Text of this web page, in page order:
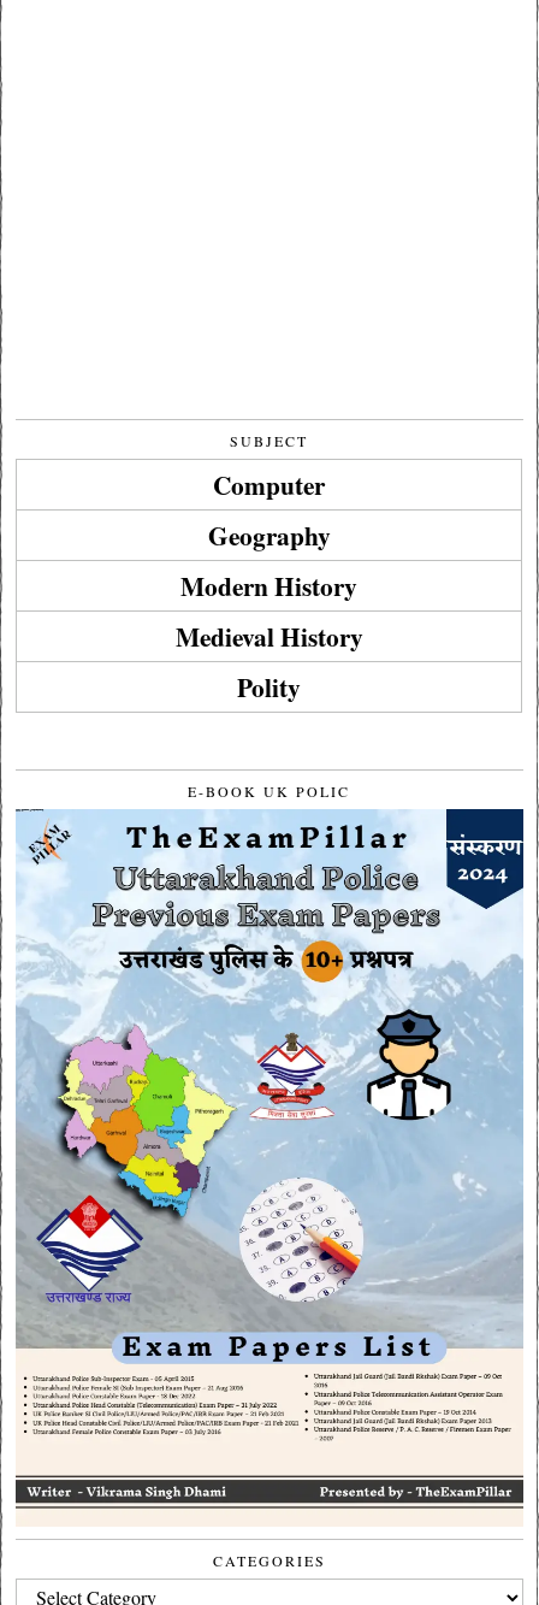
SUBJECT
Computer
Geography
Modern History
Medieval History
Polity
E-BOOK UK POLIC
CATEGORIES
CATEGORIES